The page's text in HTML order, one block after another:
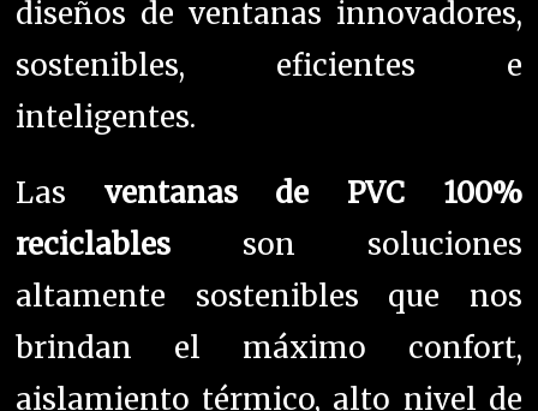
diseños de ventanas innovadores,
sostenibles, eficientes e
inteligentes.
Las ventanas de PVC 100%
reciclables son soluciones
altamente sostenibles que nos
brindan el máximo confort,
aislamiento térmico, alto nivel de